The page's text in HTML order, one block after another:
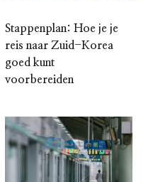
Stappenplan: Hoe je je
reis naar Zuid-Korea
goed kunt
voorbereiden